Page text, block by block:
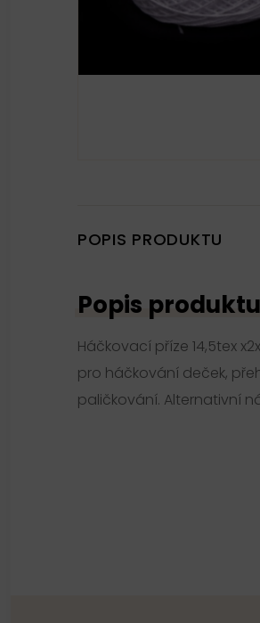
POPIS PRODUKTU
Popis produktu
Háčkovací příze 14,5tex
pro háčkování deček,
paličkování. Alternativní